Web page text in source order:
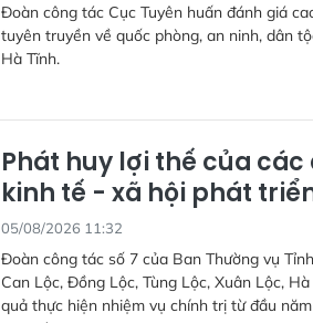
Đoàn công tác Cục Tuyên huấn đánh giá
tuyên truyền về quốc phòng, an ninh, dân
Hà Tĩnh.
Phát huy lợi thế của
kinh tế - xã hội phát
05/08/2026 11:32
Đoàn công tác số 7 của Ban Thường vụ
Can Lộc, Đồng Lộc, Tùng Lộc, Xuân Lộc,
quả thực hiện nhiệm vụ chính trị từ đầu